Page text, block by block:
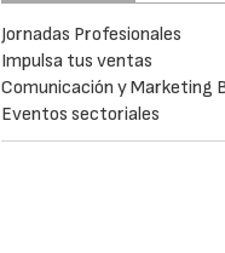
Jornadas Profesionales
Impulsa tus ventas
Comunicación y Marketing
Eventos sectoriales